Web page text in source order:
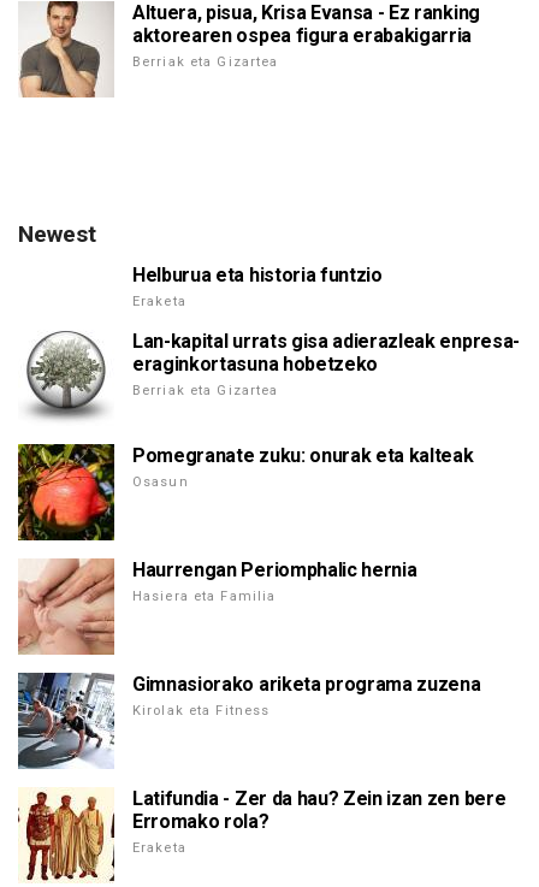
Altuera, pisua, Krisa Evansa - Ez ranking
aktorearen ospea figura erabakigarria
Berriak eta Gizartea
Newest
Helburua eta historia funtzio
Eraketa
Lan-kapital urrats gisa adierazleak enpresa-
eraginkortasuna hobetzeko
Berriak eta Gizartea
Pomegranate zuku: onurak eta kalteak
Osasun
Haurrengan Periomphalic hernia
Hasiera eta Familia
Gimnasiorako ariketa programa zuzena
Kirolak eta Fitness
Latifundia - Zer da hau? Zein izan zen bere
Erromako rola?
Eraketa